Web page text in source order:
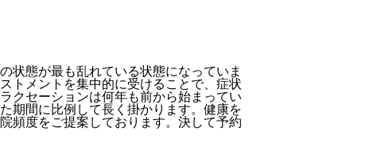
状態が最も乱れている状態になっていま
トメントを集中的に受けることで、症状
クセーションは何年も前から始まってい
期間に比例して長く掛かります。健康を
頻度をご提案しております。決して予約